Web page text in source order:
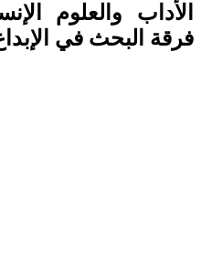
الأداب والعلوم
فرقة البحث في